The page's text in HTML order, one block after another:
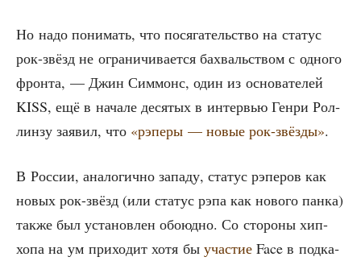
Но надо пони­мать, что пося­га­тель­ство на ста­тус
рок-звёзд не огра­ни­чи­ва­ет­ся бахваль­ством с одно­го
фрон­та, — Джин Сим­монс, один из осно­ва­те­лей
KISS, ещё в нача­ле деся­тых в интер­вью Ген­ри Рол­
лин­зу заявил, что «рэпе­ры — новые рок-звёз­ды».
В Рос­сии, ана­ло­гич­но запа­ду, ста­тус рэпе­ров как
новых рок-звёзд (или ста­тус рэпа как ново­го пан­ка)
так­же был уста­нов­лен обо­юд­но. Со сто­ро­ны хип-
хопа на ум при­хо­дит хотя бы уча­стие Face в под­ка­